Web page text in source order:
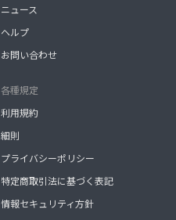
ニュース
ヘルプ
お問い合わせ
各種規定
利用規約
細則
プライバシーポリシー
特定商取引法に基づく表記
情報セキュリティ方針